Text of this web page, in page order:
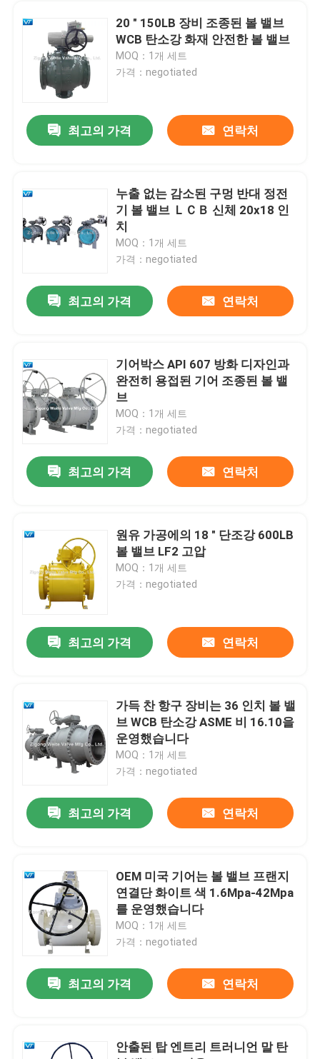
회사 소개
접촉
제품 소개
천연가스 배관 밸브
석유 파이프 라인 밸브
기어 조종된 볼 밸브
스테인레스 강 플랜지된 볼 밸브
긴급 차단 밸브
완전히 용접구 밸브
트러니언은 볼 밸브를 탑재했습니다
볼 밸브를 낳기
전동볼 밸브
금속실 볼 밸브
20 " 150LB 장비 조종된 볼 밸브
WCB 탄소강 화재 안전한 볼 밸브
MOQ：1개 세트
가격：negotiated
최고의 가격 연락처
누출 없는 감소된 구멍 반대 정전
기 볼 밸브 ＬＣＢ 신체 20x18 인
치
MOQ：1개 세트
가격：negotiated
최고의 가격 연락처
기어박스 API 607 방화 디자인과
완전히 용접된 기어 조종된 볼 밸
브
MOQ：1개 세트
가격：negotiated
최고의 가격 연락처
원유 가공에의 18 " 단조강 600LB
볼 밸브 LF2 고압
MOQ：1개 세트
가격：negotiated
최고의 가격 연락처
가득 찬 항구 장비는 36 인치 볼 밸
브 WCB 탄소강 ASME 비 16.10을
운영했습니다
MOQ：1개 세트
가격：negotiated
최고의 가격 연락처
OEM 미국 기어는 볼 밸브 프랜지
연결단 화이트 색 1.6Mpa-42Mpa
를 운영했습니다
MOQ：1개 세트
가격：negotiated
최고의 가격 연락처
안출된 탑 엔트리 트러니언 말 탄